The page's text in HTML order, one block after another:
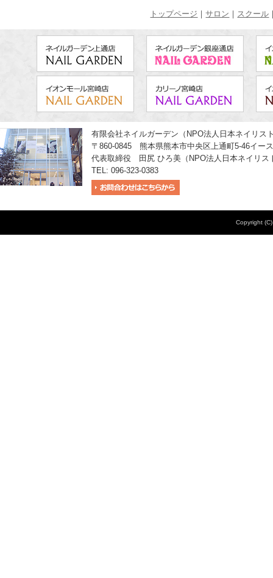
トップページ ｜サロン ｜ スクール
有限会社ネイルガーデン（NPO法人日本ネイリス
〒860-0845 熊本県熊本市中央区上通町5-46イー
代表取締役 田尻 ひろ美（NPO法人日本ネイリス
TEL: 096-323-0383
Copyright